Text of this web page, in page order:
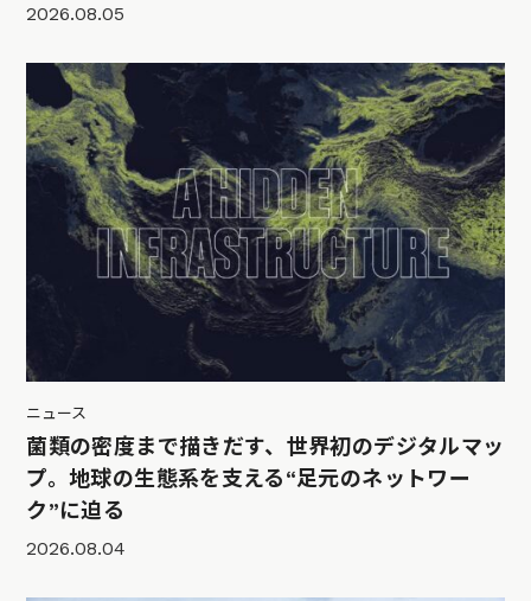
2026.08.05
ニュース
菌類の密度まで描きだす、世界初のデジタルマッ
プ。地球の生態系を支える“足元のネットワー
ク”に迫る
2026.08.04